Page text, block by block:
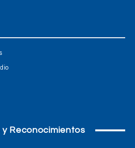
y Reconocimientos